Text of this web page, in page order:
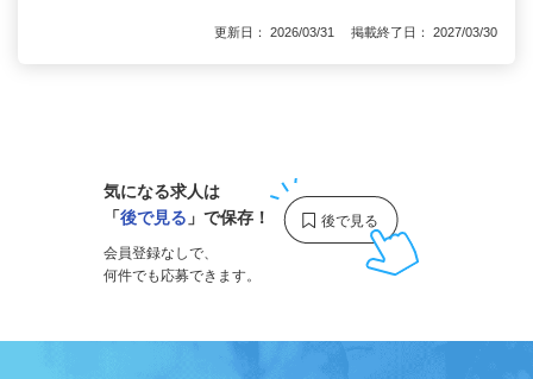
更新日： 2026/03/31 掲載終了日： 2027/03/30
気になる求人は
「後で見る 」で保存！
会員登録なしで、
何件でも応募できます。